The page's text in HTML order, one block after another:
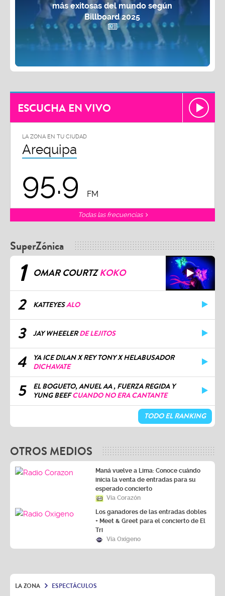
más exitosas del mundo según
Billboard 2025
ESCUCHA EN VIVO
LA ZONA EN TU CIUDAD
Arequipa
95.9 FM
Todas las frecuencias
SuperZónica
1 OMAR COURTZKOKO
2 KATTEYESALO
3 JAY WHEELERDE LEJITOS
4
YA ICE DILAN X REY TONY X HELABUSADOR
DICHAVATE
5
EL BOGUETO, ANUEL AA , FUERZA REGIDA Y
YUNG BEEFCUANDO NO ERA CANTANTE
TODO EL RANKING
OTROS MEDIOS
Maná vuelve a Lima: Conoce cuándo
inicia la venta de entradas para su
esperado concierto
Vía Corazón
Los ganadores de las entradas dobles
+ Meet & Greet para el concierto de El
Tri
Vía Oxígeno
LA ZONA ESPECTÁCULOS